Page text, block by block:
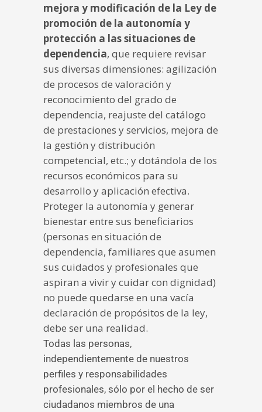
mejora y modificación de la Ley de
promoción de la autonomía y
protección a las situaciones de
dependencia, que requiere revisar
sus diversas dimensiones: agilización
de procesos de valoración y
reconocimiento del grado de
dependencia, reajuste del catálogo
de prestaciones y servicios, mejora de
la gestión y distribución
competencial, etc.; y dotándola de los
recursos económicos para su
desarrollo y aplicación efectiva.
Proteger la autonomía y generar
bienestar entre sus beneficiarios
(personas en situación de
dependencia, familiares que asumen
sus cuidados y profesionales que
aspiran a vivir y cuidar con dignidad)
no puede quedarse en una vacía
declaración de propósitos de la ley,
debe ser una realidad.
Todas las personas,
independientemente de nuestros
perfiles y responsabilidades
profesionales, sólo por el hecho de ser
ciudadanos miembros de una